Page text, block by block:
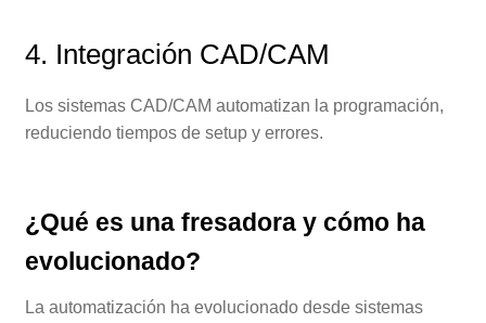
4. Integración CAD/CAM
Los sistemas CAD/CAM automatizan la programación,
reduciendo tiempos de setup y errores.
¿Qué es una fresadora y cómo ha
evolucionado?
La automatización ha evolucionado desde sistemas